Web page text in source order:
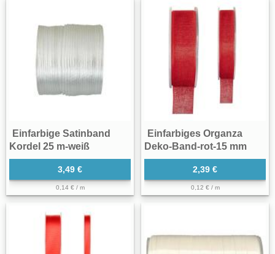
Einfarbige Satinband
Kordel 25 m-weiß
3,49 €
0,14 € / m
Einfarbiges Organza
Deko-Band-rot-15 mm
2,39 €
0,12 € / m